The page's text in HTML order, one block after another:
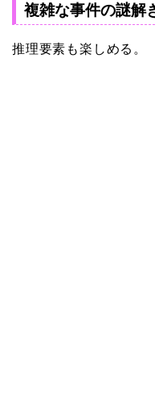
複雑な事件の謎解
推理要素も楽しめる。